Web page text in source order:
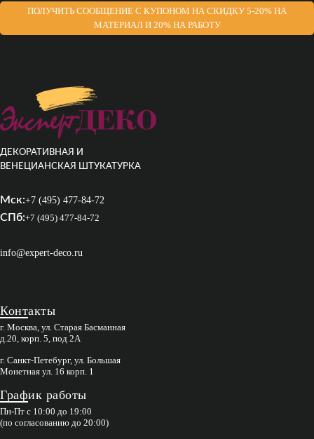
ПОЛУЧИТЬ СООБЩЕНИЕ С КУПОНОМ НА СКИДКУ 5-20% НА
МАТЕРИАЛ И 20% НА РАБОТУ
ДЕКОРАТИВНАЯ И
ВЕНЕЦИАНСКАЯ ШТУКАТУРКА
Мск:+7 (495) 477-84-72
СПб:+7 (495) 477-84-72
info@expert-deco.ru
Контакты
г. Москва, ул. Старая Басманная
д.20, корп. 5, под 2А
г. Санкт-Петебург, ул. Большая
Монетная ул. 16 корп. 1
График работы
Пн-Пт с 10:00 до 19:00
(по согласованию до 20:00)